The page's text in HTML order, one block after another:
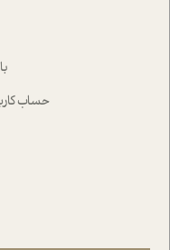
حساب